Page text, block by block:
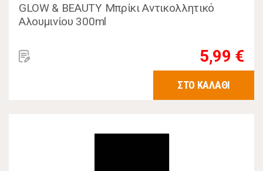
GLOW & BEAUTY Μπρίκι Αντικολλητικό
Αλουμινίου 300ml
5,99 €
ΣΤΟ ΚΑΛΑΘΙ